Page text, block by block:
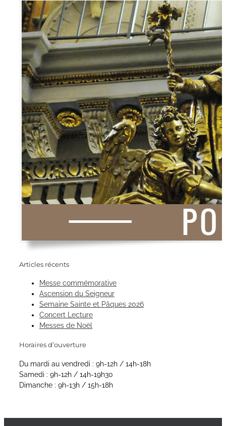
Articles récents
Messe commémorative
Ascension du Seigneur
Semaine Sainte et Pâques 2026
Concert Lecture
Messes de Noël
Horaires d’ouverture
Du mardi au vendredi : 9h-12h / 14h-18h
Samedi : 9h-12h / 14h-19h30
Dimanche : 9h-13h / 15h-18h